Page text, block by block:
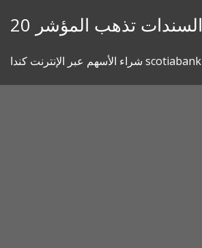
20 السندات تذهب المؤشر
شراء الأسهم عبر الإنترنت كندا scotiabank